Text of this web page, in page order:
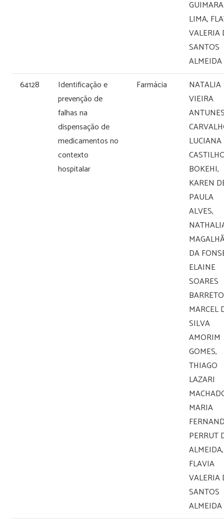
LIMA,
VALERIA
SANTOS
ALMEIDA
64128
Identificação e
prevenção de
falhas na
dispensação de
medicamentos no
contexto
hospitalar
Farmácia
NATALIA
VIEIRA
LUCIANA
BOKEHI,
KAREN
PAULA
ALVES,
DA
ELAINE
SOARES
MARCEL
SILVA
AMORIM
GOMES,
THIAGO
LAZARI
MARIA
PERRUT
ALMEIDA,
FLAVIA
VALERIA
SANTOS
ALMEIDA